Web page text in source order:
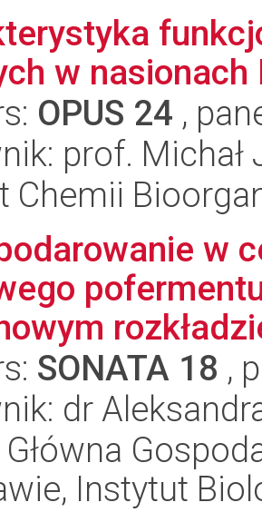
w
OPUS 24 ,
prof. Michał
Chemii
w
SONATA 18 ,
dr
Główna
Instytut